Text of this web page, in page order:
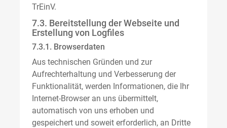
TrEinV.
7.3. Bereitstellung der Webseite und
Erstellung von Logfiles
7.3.1. Browserdaten
Aus technischen Gründen und zur
Aufrechterhaltung und Verbesserung der
Funktionalität, werden Informationen, die Ihr
Internet-Browser an uns übermittelt,
automatisch von uns erhoben und
gespeichert und soweit erforderlich, an Dritte